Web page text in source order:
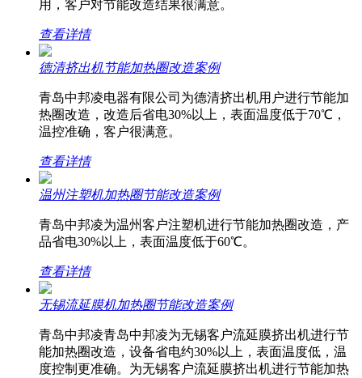
用，客户对节能改造结果很满意。
查看详情
德清挤出机节能加热圈改造案例
青岛中邦凌电器有限公司为德清挤出机用户进行节能加
热圈改造，改造后省电30%以上，表面温度低于70℃，
温控准确，客户很满意。
查看详情
温州注塑机加热圈节能改造案例
青岛中邦凌为温州客户注塑机进行节能加热圈改造，产
品省电30%以上，表面温度低于60℃。
查看详情
无锡流延膜机加热圈节能改造案例
青岛中邦凌青岛中邦凌为无锡客户流延膜挤出机进行节
能加热圈改造，设备省电约30%以上，表面温度低，温
度控制更准确。为无锡客户流延膜挤出机进行节能加热